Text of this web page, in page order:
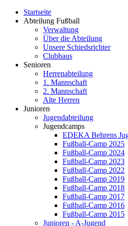
Startseite
Abteilung Fußball
Verwaltung
Über die Abteilung
Unsere Schiedsrichter
Clubhaus
Senioren
Herrenabteilung
1. Mannschaft
2. Mannschaft
Alte Herren
Junioren
Jugendabteilung
Jugendcamps
EDEKA Behrens
Fußball-Camp 2025
Fußball-Camp 2024
Fußball-Camp 2023
Fußball-Camp 2022
Fußball-Camp 2019
Fußball-Camp 2018
Fußball-Camp 2017
Fußball-Camp 2016
Fußball-Camp 2015
Junioren - A-Jugend